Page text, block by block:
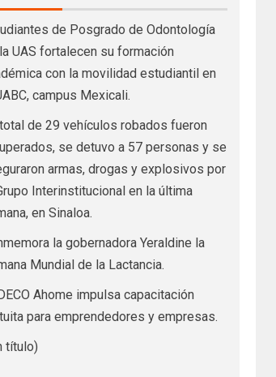
de Posgrado de Odontología
UAS fortalecen su formación
con la movilidad estudiantil en
campus Mexicali.
de 29 vehículos robados fueron
se detuvo a 57 personas y se
armas, drogas y explosivos por
Interinstitucional en la última
en Sinaloa.
la gobernadora Yeraldine la
Mundial de la Lactancia.
Ahome impulsa capacitación
para emprendedores y empresas.
título)